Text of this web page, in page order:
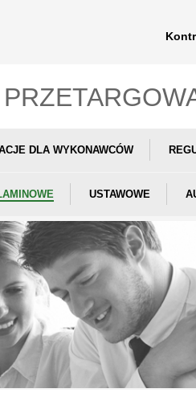
DLA WYKONAWCÓW
USTAWOWE